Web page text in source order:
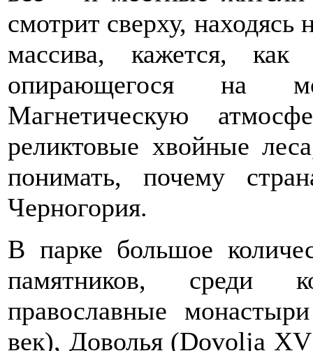
смотрит сверху,
массива, кажется, как
опирающегося на
Магнетическую
реликтовые хвойные
понимать, почему
Черногория.
В парке большое
памятников, среди
православные
век), Доволья (Dovolja